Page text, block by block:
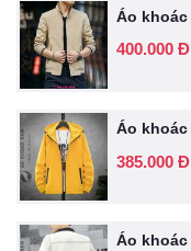
Áo khoác
400.000 Đ
Áo khoác
385.000 Đ
Áo khoác